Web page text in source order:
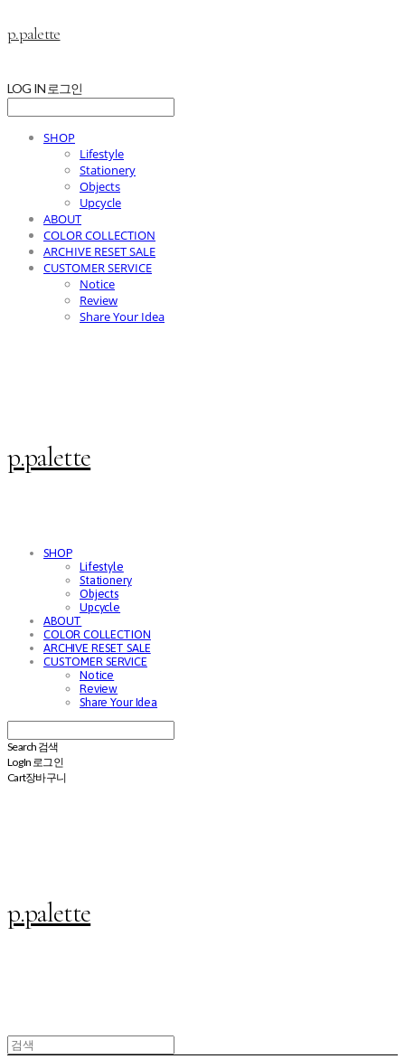
p.palette
LOG IN 로그인
SHOP
Lifestyle
Stationery
Objects
Upcycle
ABOUT
COLOR COLLECTION
ARCHIVE RESET SALE
CUSTOMER SERVICE
Notice
Review
Share Your Idea
p.palette
SHOP
Lifestyle
Stationery
Objects
Upcycle
ABOUT
COLOR COLLECTION
ARCHIVE RESET SALE
CUSTOMER SERVICE
Notice
Review
Share Your Idea
Search 검색
Log In 로그인
Cart장바구니
p.palette